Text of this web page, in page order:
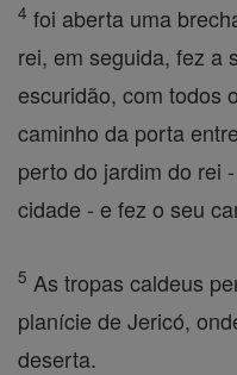
4 foi aberta uma
rei, em seguida, fez a
escuridão, com todos
caminho da porta
perto do jardim do rei
cidade - e fez o seu
5 As tropas caldeus
planície de Jericó,
deserta.